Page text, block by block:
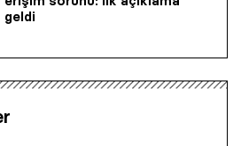
geldi